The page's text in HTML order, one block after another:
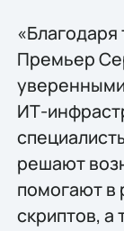
Премьер
ИТ-
решают
помогают в
скриптов, а